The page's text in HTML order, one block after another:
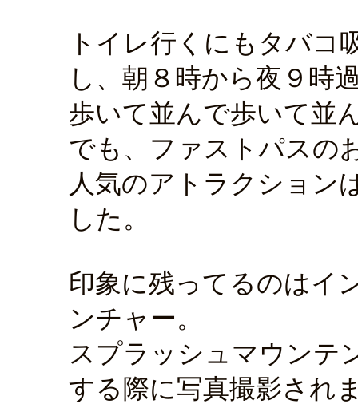
トイレ行くにもタバコ
し、朝８時から夜９時
歩いて並んで歩いて並
でも、ファストパスの
人気のアトラクション
した。
印象に残ってるのはイ
ンチャー。
スプラッシュマウンテ
する際に写真撮影され